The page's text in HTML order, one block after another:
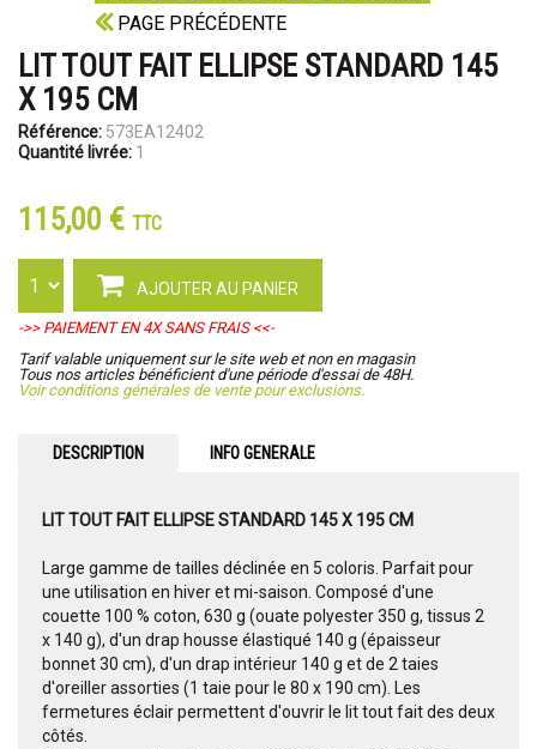
PAGE PRÉCÉDENTE
LIT TOUT FAIT ELLIPSE STANDARD 145
X 195 CM
Référence: 573EA12402
Quantité livrée: 1
115,00 € TTC
AJOUTER AU PANIER
->> PAIEMENT EN 4X SANS FRAIS <<-
Tarif valable uniquement sur le site web et non en magasin
Tous nos articles bénéficient d'une période d'essai de 48H.
Voir conditions générales de vente pour exclusions.
DESCRIPTION INFO GENERALE
LIT TOUT FAIT ELLIPSE STANDARD 145 X 195 CM
Large gamme de tailles déclinée en 5 coloris. Parfait pour
une utilisation en hiver et mi-saison. Composé d'une
couette 100 % coton, 630 g (ouate polyester 350 g, tissus 2
x 140 g), d'un drap housse élastiqué 140 g (épaisseur
bonnet 30 cm), d'un drap intérieur 140 g et de 2 taies
d'oreiller assorties (1 taie pour le 80 x 190 cm). Les
fermetures éclair permettent d'ouvrir le lit tout fait des deux
côtés.